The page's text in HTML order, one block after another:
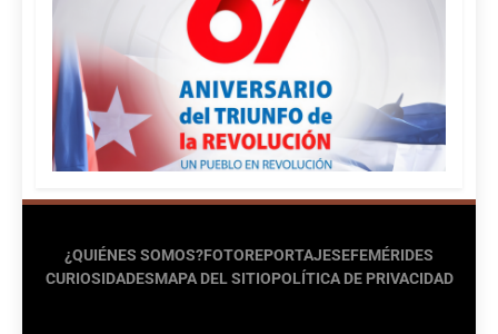
¿QUIÉNES SOMOS?FOTOREPORTAJESEFEMÉRIDES
CURIOSIDADESMAPA DEL SITIOPOLÍTICA DE PRIVACIDAD